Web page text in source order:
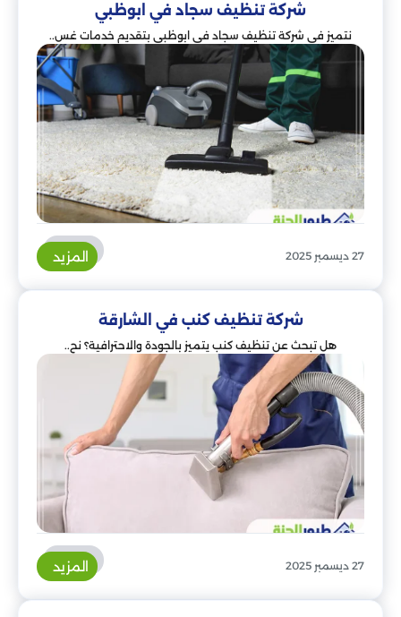
شركة تنظيف سجاد في ابوظبي
نتميز في شركة تنظيف سجاد في ابوظبي بتقديم خدمات غس..
27 ديسمبر 2025 المزيد
شركة تنظيف كنب في الشارقة
هل تبحث عن تنظيف كنب يتميز بالجودة والاحترافية؟ نح..
27 ديسمبر 2025 المزيد